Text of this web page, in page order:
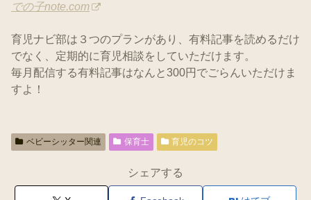
での子note.com
育児ナビ部は３つのプランがあり、有料記事を読めるだけ
でなく、定期的に育児相談をしていただけます。
毎月配信する有料記事はなんと300円でごらんいただけま
すよ！
ベビーシッター関連 保育士 育児のコツ
シェアする